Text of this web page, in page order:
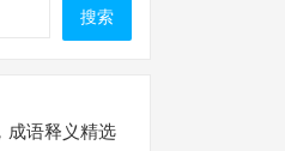
搜索
成语释义精选